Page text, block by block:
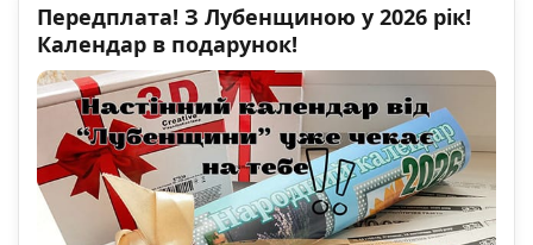
Передплата! З Лубенщиною у 2026 рік!
Календар в подарунок!